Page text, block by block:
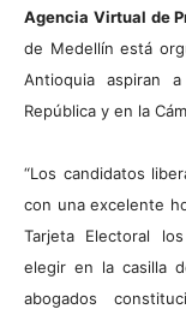
Agencia Virtual de
de Medellín está
Antioquia aspiran
República y en la
“Los candidatos
con una excelente
Tarjeta Electoral
elegir en la casilla
abogados